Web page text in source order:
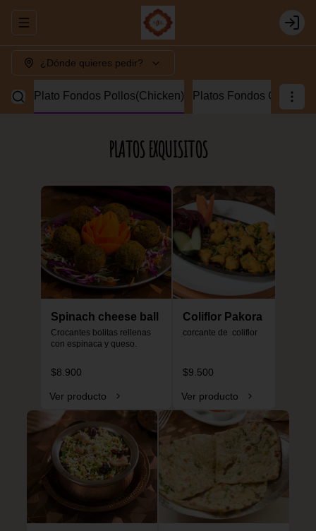
Abrir menu de navegación Login
¿Dónde quieres pedir?
Plato Fondos Pollos(Chicken) Platos Fondos
PLATOS EXQUISITOS
Spinach cheese ball
Crocantes bolitas rellenas
con espinaca y queso.
$8.900
Ver producto
Coliflor Pakora
corcante de  coliflor
$9.500
Ver producto